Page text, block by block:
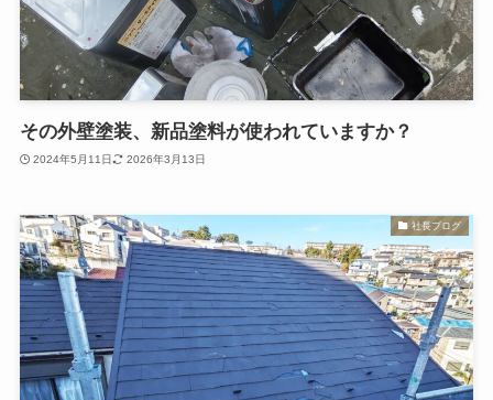
その外壁塗装、新品塗料が使われていますか？
2024年5月11日 2026年3月13日
社長ブログ